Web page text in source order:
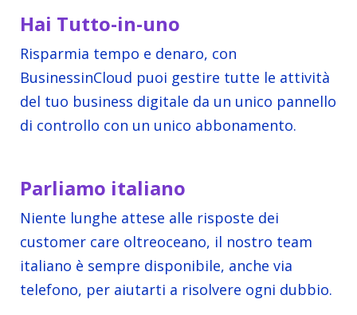
Hai Tutto-in-uno
Risparmia tempo e denaro, con
BusinessinCloud puoi gestire tutte le attività
del tuo business digitale da un unico pannello
di controllo con un unico abbonamento.
Parliamo italiano
Niente lunghe attese alle risposte dei
customer care oltreoceano, il nostro team
italiano è sempre disponibile, anche via
telefono, per aiutarti a risolvere ogni dubbio.